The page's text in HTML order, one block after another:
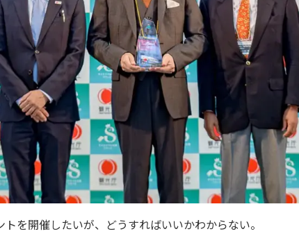
を開催したいが、どうすればいいかわからない。